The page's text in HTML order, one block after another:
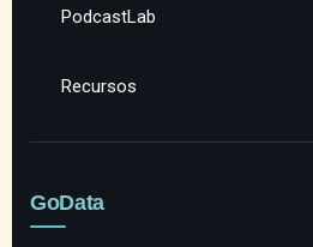
PodcastLab
Recursos
GoData